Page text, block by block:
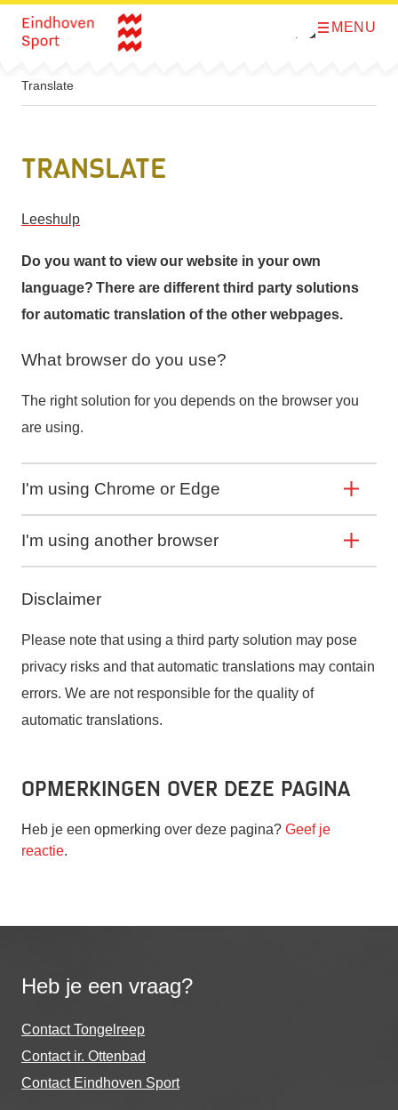
Direct naar de inhoud
O
n
MENU
Translate
Translate
Leeshulp
Do you want to view our website in your own
language? There are different third party solutions
for automatic translation of the other webpages.
What browser do you use?
The right solution for you depends on the browser you
are using.
I'm using Chrome or Edge
I'm using another browser
Disclaimer
Please note that using a third party solution may pose
privacy risks and that automatic translations may contain
errors. We are not responsible for the quality of
automatic translations.
Opmerkingen over deze pagina
Heb je een opmerking over deze pagina? Geef je
reactie.
Heb je een vraag?
Contact Tongelreep
Contact ir. Ottenbad
Contact Eindhoven Sport